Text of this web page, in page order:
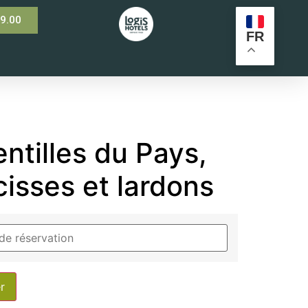
FR
du Pays,
et lardons